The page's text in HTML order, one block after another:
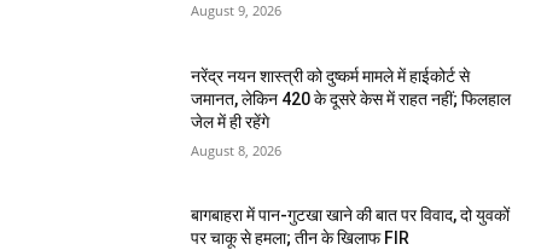
August 9, 2026
नरेंद्र नयन शास्त्री को दुष्कर्म मामले में हाईकोर्ट से
जमानत, लेकिन 420 के दूसरे केस में राहत नहीं; फिलहाल
जेल में ही रहेंगे
August 8, 2026
बागबाहरा में पान-गुटखा खाने की बात पर विवाद, दो युवकों
पर चाकू से हमला; तीन के खिलाफ FIR